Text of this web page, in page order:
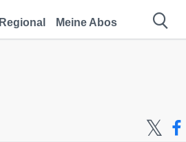
Regional Meine Abos